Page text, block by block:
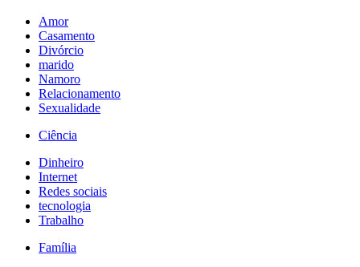
Amor
Casamento
Divórcio
marido
Namoro
Relacionamento
Sexualidade
Ciência
Dinheiro
Internet
Redes sociais
tecnologia
Trabalho
Família